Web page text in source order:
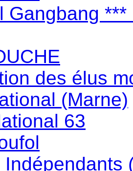
Gangbang ***
des élus
(Marne)
63